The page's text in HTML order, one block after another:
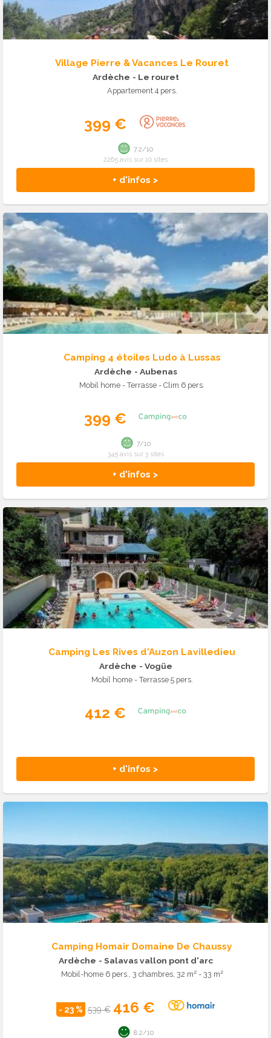
Village Pierre & Vacances Le Rouret
Ardèche - Le rouret
Appartement 4 pers.
399 €
+ d'infos >
7.2/10
2265 avis sur 10 sites
Camping 4 étoiles Ludo à Lussas
Ardèche - Aubenas
Mobil home - Terrasse - Clim 6 pers.
399 €
+ d'infos >
7/10
345 avis sur 3 sites
Camping Les Rives d'Auzon Lavilledieu
Ardèche - Vogüe
Mobil home - Terrasse 5 pers.
412 €
+ d'infos >
Camping Homair Domaine De Chaussy
Ardèche - Salavas vallon pont d'arc
Mobil-home 6 pers., 3 chambres, 32 m² - 33 m²
- 23 % 539 € 416 €
8.2/10